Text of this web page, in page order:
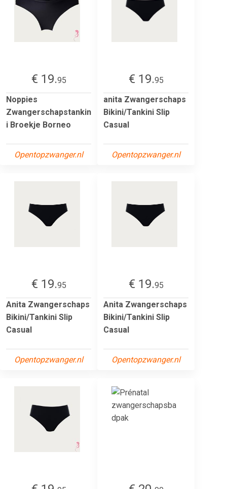
€ 19.95
Noppies
Zwangerschapstankin
i Broekje Borneo
Opentopzwanger.nl
€ 19.95
anita Zwangerschaps
Bikini/Tankini Slip
Casual
Opentopzwanger.nl
€ 19.95
Anita Zwangerschaps
Bikini/Tankini Slip
Casual
Opentopzwanger.nl
€ 19.95
Anita Zwangerschaps
Bikini/Tankini Slip
Casual
Opentopzwanger.nl